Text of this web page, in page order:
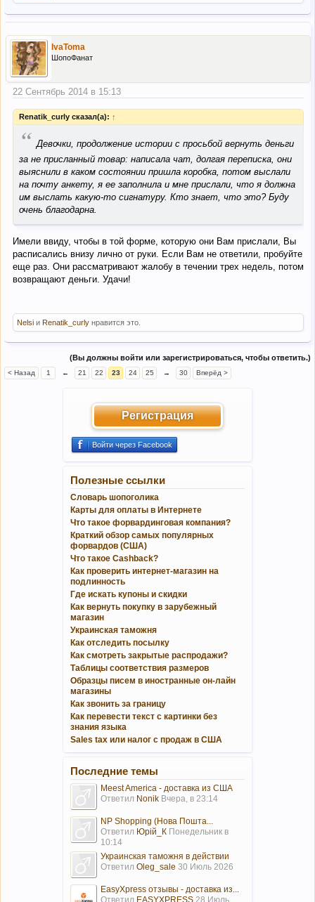
IvaToma
ШопоФанат
22 Сентябрь 2014 в 15:13
Renatik_curly сказал(а): ↑
“ Девочки, продолжение истории с просьбой вернуть деньги
за не присланный товар: написала чат, долгая переписка, они
выяснили в каком состоянии пришла коробка, потом выслали
на почту анкету, я ее заполнила и мне прислали, что я должна
им выслать какую-то сигнатуру. Кто знает, что это? Буду
очень благодарна.
Имели ввиду, чтобы в той форме, которую они Вам прислали, Вы
расписались внизу лично от руки. Если Вам не ответили, пробуйте
еще раз. Они рассматривают жалобу в течении трех недель, потом
возвращают деньги. Удачи!
Nelsi и Renatik_curly нравится это.
(Вы должны войти или зарегистрироваться, чтобы ответить.)
< Назад 1 ← 21 22 23 24 25 → 30 Вперёд >
Регистрация
Войти через Facebook
Полезные ссылки
Словарь шопоголика
Карты для оплаты в Интернете
Что такое форвардинговая компания?
Краткий обзор самых популярных
форвардов (США)
Что такое Cashback?
Как проверить интернет-магазин на
подлинность
Где искать купоны и скидки
Как вернуть покупку в зарубежный
магазин
Украинская таможня
Как отследить посылку
Как смотреть закрытые распродажи?
Таблицы соответствия размеров
Образцы писем в иностранные он-лайн
магазины
Как звонить за границу
Как перевести текст с картинки без
знания языка
Sales tax или налог с продаж в США
Последние темы
Meest America - доставка из США
Ответил Nonik Вчера, в 23:14
NP Shopping (Нова Пошта...
Ответил Юрій_К Понедельник в
10:14
Украинская таможня в действии
Ответил Oleg_sale 30 Июль 2026
EasyXpress отзывы - доставка из...